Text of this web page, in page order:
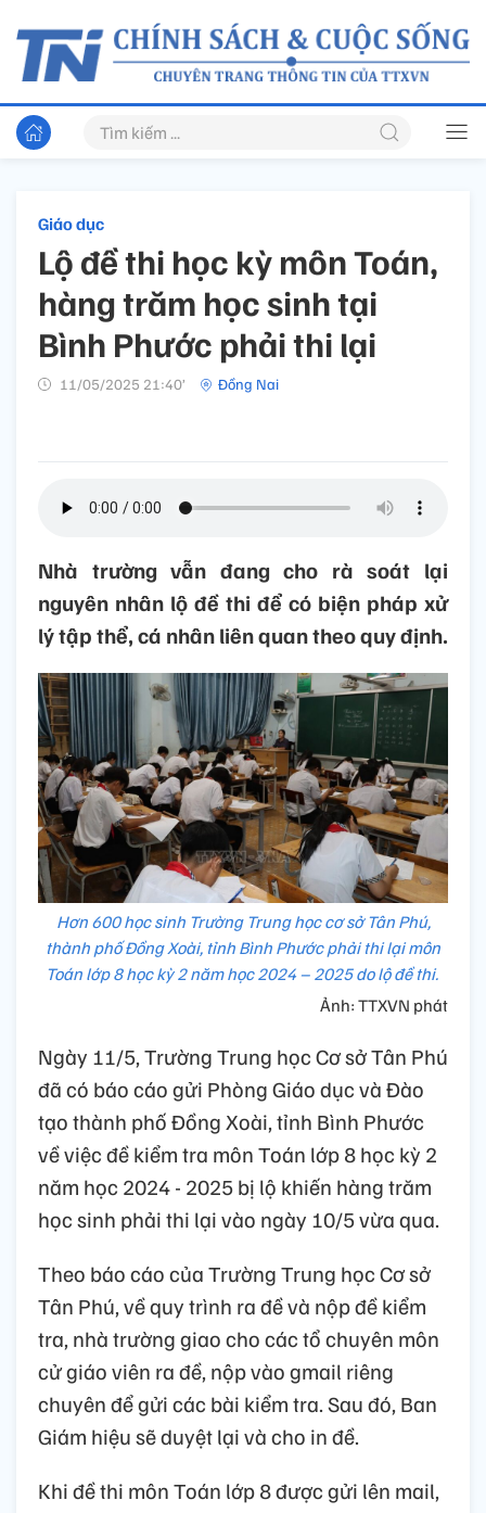
Giáo dục
Lộ đề thi học kỳ môn Toán,
hàng trăm học sinh tại
Bình Phước phải thi lại
11/05/2025 21:40’ Đồng Nai
Nhà trường vẫn đang cho rà soát lại
nguyên nhân lộ đề thi để có biện pháp xử
lý tập thể, cá nhân liên quan theo quy định.
Hơn 600 học sinh Trường Trung học cơ sở Tân Phú,
thành phố Đồng Xoài, tỉnh Bình Phước phải thi lại môn
Toán lớp 8 học kỳ 2 năm học 2024 – 2025 do lộ đề thi.
Ảnh: TTXVN phát
Ngày 11/5, Trường Trung học Cơ sở Tân Phú
đã có báo cáo gửi Phòng Giáo dục và Đào
tạo thành phố Đồng Xoài, tỉnh Bình Phước
về việc đề kiểm tra môn Toán lớp 8 học kỳ 2
năm học 2024 - 2025 bị lộ khiến hàng trăm
học sinh phải thi lại vào ngày 10/5 vừa qua.
Theo báo cáo của Trường Trung học Cơ sở
Tân Phú, về quy trình ra đề và nộp đề kiểm
tra, nhà trường giao cho các tổ chuyên môn
cử giáo viên ra đề, nộp vào gmail riêng
chuyên để gửi các bài kiểm tra. Sau đó, Ban
Giám hiệu sẽ duyệt lại và cho in đề.
Khi đề thi môn Toán lớp 8 được gửi lên mail,